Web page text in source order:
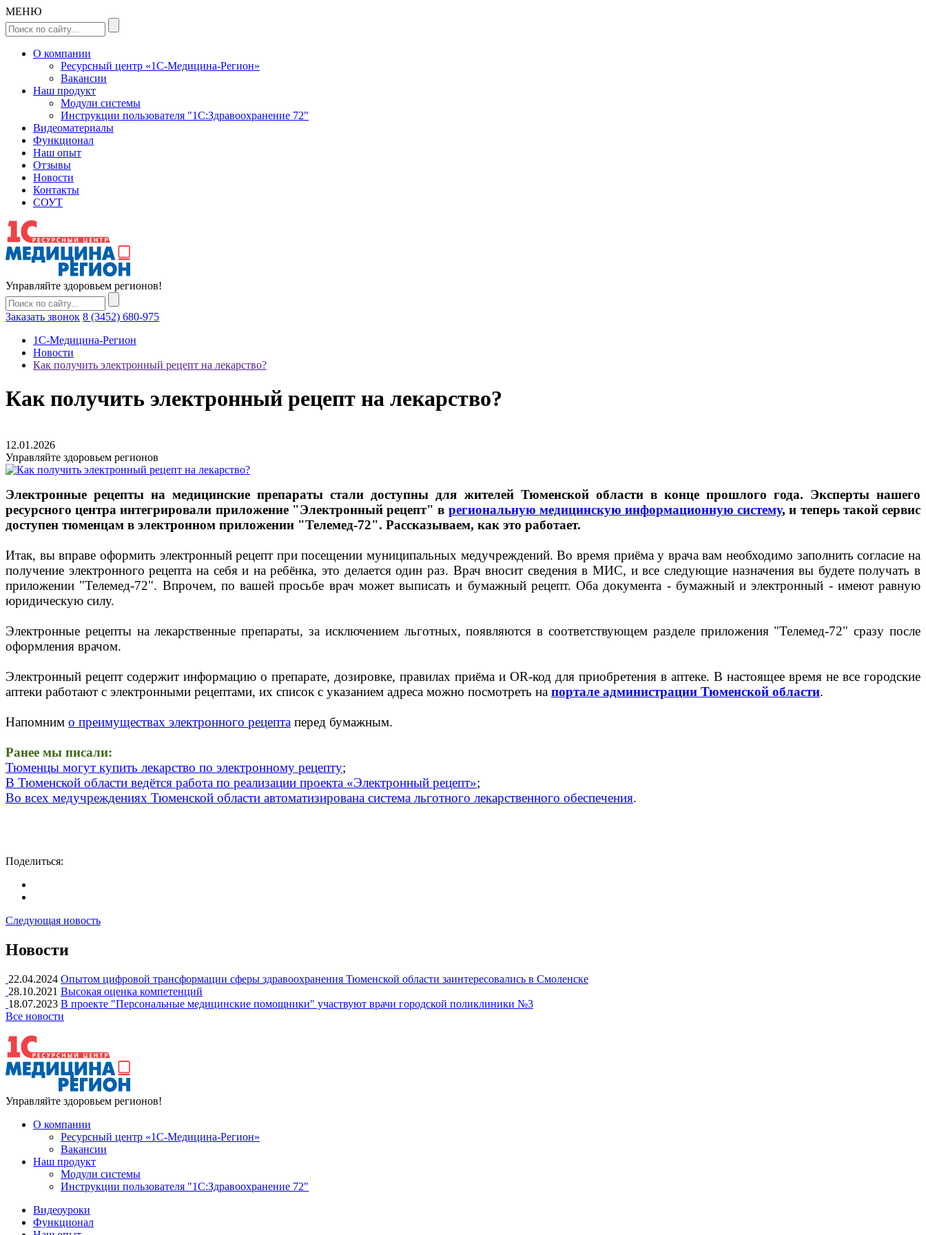
МЕНЮ
О компании
Ресурсный центр «1С-Медицина-Регион»
Вакансии
Наш продукт
Модули системы
Инструкции пользователя "1С:Здравоохранение 72"
Видеоматериалы
Функционал
Наш опыт
Отзывы
Новости
Контакты
СОУТ
Управляйте здоровьем регионов!
Заказать звонок 8 (3452) 680-975
1C-Медицина-Регион
Новости
Как получить электронный рецепт на лекарство?
Как получить электронный рецепт на лекарство?
12.01.2026
Управляйте здоровьем регионов
Электронные рецепты на медицинские препараты стали доступны для жителей Тюменской области в конце прошлого года. Эксперты нашего
ресурсного центра интегрировали приложение "Электронный рецепт" в региональную медицинскую информационную систему, и теперь такой сервис
доступен тюменцам в электронном приложении "Телемед-72". Рассказываем, как это работает.
Итак, вы вправе оформить электронный рецепт при посещении муниципальных медучреждений. Во время приёма у врача вам необходимо заполнить согласие на
получение электронного рецепта на себя и на ребёнка, это делается один раз. Врач вносит сведения в МИС, и все следующие назначения вы будете получать в
приложении "Телемед-72". Впрочем, по вашей просьбе врач может выписать и бумажный рецепт. Оба документа - бумажный и электронный - имеют равную
юридическую силу.
Электронные рецепты на лекарственные препараты, за исключением льготных, появляются в соответствующем разделе приложения "Телемед-72" сразу после
оформления врачом.
Электронный рецепт содержит информацию о препарате, дозировке, правилах приёма и OR-код для приобретения в аптеке. В настоящее время не все городские
аптеки работают с электронными рецептами, их список с указанием адреса можно посмотреть на портале администрации Тюменской области.
Напомним о преимуществах электронного рецепта перед бумажным.
Ранее мы писали:
Тюменцы могут купить лекарство по электронному рецепту;
В Тюменской области ведётся работа по реализации проекта «Электронный рецепт»;
Во всех медучреждениях Тюменской области автоматизирована система льготного лекарственного обеспечения.
Поделиться:
Следующая новость
Новости
22.04.2024 Опытом цифровой трансформации сферы здравоохранения Тюменской области заинтересовались в Смоленске
28.10.2021 Высокая оценка компетенций
18.07.2023 В проекте "Персональные медицинские помощники" участвуют врачи городской поликлиники №3
Все новости
Управляйте здоровьем регионов!
О компании
Ресурсный центр «1С-Медицина-Регион»
Вакансии
Наш продукт
Модули системы
Инструкции пользователя "1С:Здравоохранение 72"
Видеоуроки
Функционал